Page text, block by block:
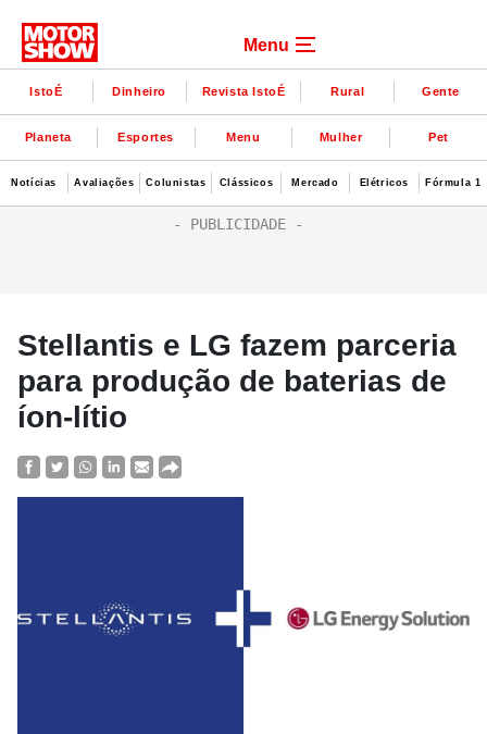
Menu
IstoÉ Dinheiro Revista IstoÉ Rural Gente
Planeta Esportes Menu Mulher Pet
Notícias Avaliações Colunistas Clássicos Mercado Elétricos Fórmula 1
Stellantis e LG fazem parceria
para produção de baterias de
íon-lítio